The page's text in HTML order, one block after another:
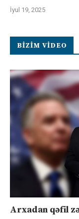
İyul 19, 2025
BIZIM VIDEO
Arxadan qəfil